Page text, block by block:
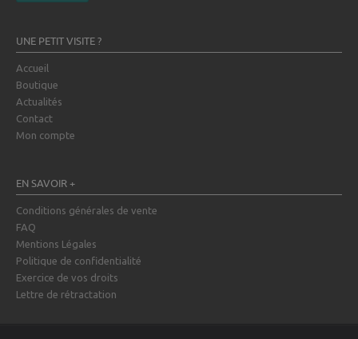
UNE PETIT VISITE ?
Accueil
Boutique
Actualités
Contact
Mon compte
EN SAVOIR +
Conditions générales de vente
FAQ
Mentions Légales
Politique de confidentialité
Exercice de vos droits
Lettre de rétractation